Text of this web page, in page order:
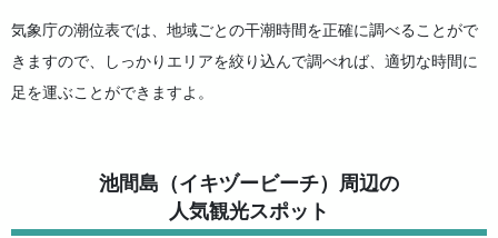
気象庁の潮位表では、地域ごとの干潮時間を正確に調べることがで
きますので、しっかりエリアを絞り込んで調べれば、適切な時間に
足を運ぶことができますよ。
池間島（イキヅービーチ）周辺の
人気観光スポット